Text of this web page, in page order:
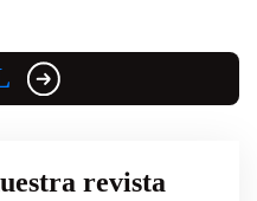
revista